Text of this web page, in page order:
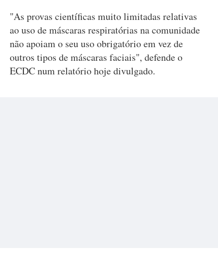
"As provas científicas muito limitadas relativas
ao uso de máscaras respiratórias na comunidade
não apoiam o seu uso obrigatório em vez de
outros tipos de máscaras faciais", defende o
ECDC num relatório hoje divulgado.